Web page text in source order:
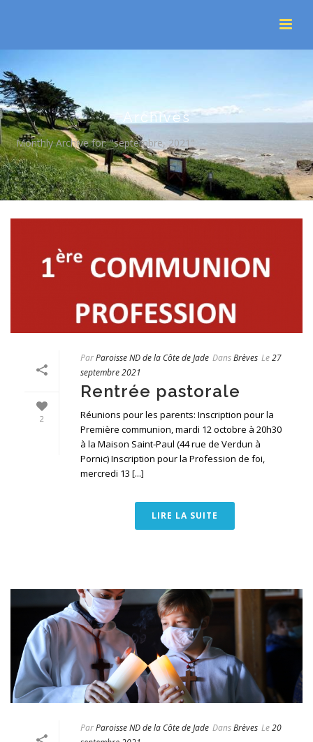
Archives
Monthly Archive for: "septembre, 2021"
2
ParParoisse ND de la Côte de Jade DansBrèves Le27
septembre 2021
Rentrée pastorale
Réunions pour les parents: Inscription pour la
Première communion, mardi 12 octobre à 20h30
à la Maison Saint-Paul (44 rue de Verdun à
Pornic) Inscription pour la Profession de foi,
mercredi 13 [...]
LIRE LA SUITE
ParParoisse ND de la Côte de Jade DansBrèves Le20